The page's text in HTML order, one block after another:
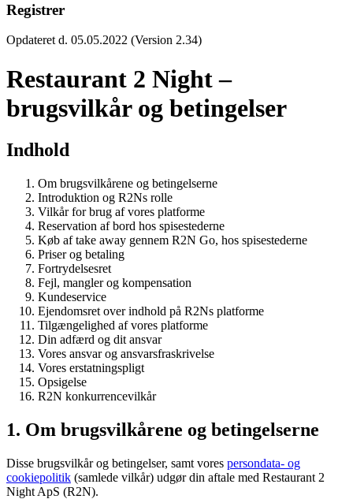
Registrer
Opdateret d. 05.05.2022 (Version 2.34)
Restaurant 2 Night –
brugsvilkår og betingelser
Indhold
Om brugsvilkårene og betingelserne
Introduktion og R2Ns rolle
Vilkår for brug af vores platforme
Reservation af bord hos spisestederne
Køb af take away gennem R2N Go, hos spisestederne
Priser og betaling
Fortrydelsesret
Fejl, mangler og kompensation
Kundeservice
Ejendomsret over indhold på R2Ns platforme
Tilgængelighed af vores platforme
Din adfærd og dit ansvar
Vores ansvar og ansvarsfraskrivelse
Vores erstatningspligt
Opsigelse
R2N konkurrencevilkår
1. Om brugsvilkårene og betingelserne
Disse brugsvilkår og betingelser, samt vores persondata- og
cookiepolitik (samlede vilkår) udgør din aftale med Restaurant 2
Night ApS (R2N).